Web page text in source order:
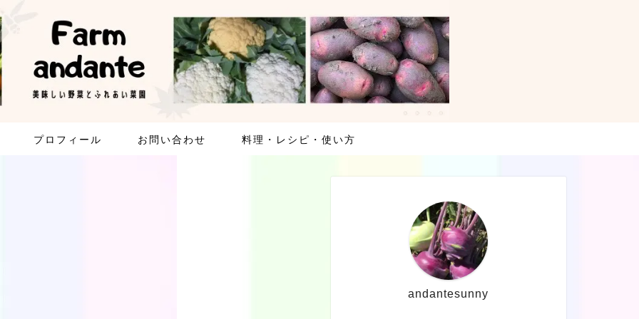
プロフィール お問い合わせ 料理・レシピ・使い方
andantesunny